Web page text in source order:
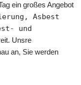
ein großes Angebot
Asbest
und
Unsre
an, Sie werden